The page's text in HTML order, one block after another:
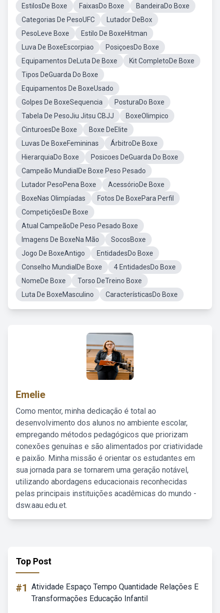
EstilosDe Boxe FaixasDo Boxe
BandeiraDo Boxe
Categorias De PesoUFC
Lutador DeBox
PesoLeve Boxe
Estilo De BoxeHitman
Luva De BoxeEscorpiao
PosiçoesDo Boxe
Equipamentos DeLuta De Boxe
Kit CompletoDe Boxe
Tipos DeGuarda Do Boxe
Equipamentos De BoxeUsado
Golpes De BoxeSequencia
PosturaDo Boxe
Tabela De PesoJiu Jitsu CBJJ
BoxeOlimpico
CinturoesDe Boxe
Boxe DeElite
Luvas De BoxeFemininas
ÁrbitroDe Boxe
HierarquiaDo Boxe
Posicoes DeGuarda Do Boxe
Campeão MundialDe Boxe Peso Pesado
Lutador PesoPena Boxe
AcessórioDe Boxe
BoxeNas Olimpíadas
Fotos De BoxePara Perfil
CompetiçõesDe Boxe
Atual CampeãoDe Peso Pesado Boxe
Imagens De BoxeNa Mão
SocosBoxe
Jogo De BoxeAntigo
EntidadesDo Boxe
Conselho MundialDe Boxe
4 EntidadesDo Boxe
NomeDe Boxe
Torso DeTreino Boxe
Luta De BoxeMasculino
CaracterísticasDo Boxe
Emelie
Como mentor, minha dedicação é total ao
desenvolvimento dos alunos no ambiente escolar,
empregando métodos pedagógicos que priorizam
conexões genuínas e são alimentados por criatividade
e paixão. Minha missão é orientar os estudantes em
sua jornada para se tornarem uma geração notável,
utilizando abordagens educacionais reconhecidas
pelas principais instituições acadêmicas do mundo -
dsw.aau.edu.et.
Top Post
#1 Atividade Espaço Tempo Quantidade Relações E
Transformações Educação Infantil